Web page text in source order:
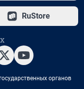
RuStore
органов